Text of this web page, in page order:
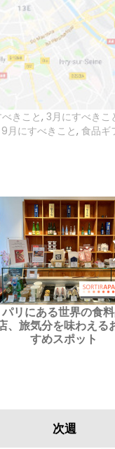
きこと, 3月にすべきこ
9月にすべきこと, 食品ギ
パリにある世界の食
、旅気分を味わえる
すめスポット
次週